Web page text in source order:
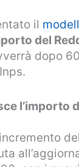
il
del
dopo
l’importo